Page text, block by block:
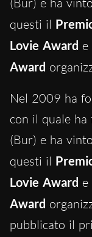
questi il
Lovie Award e
Award
Nel 2009 ha
con il quale
(Bur) e ha
questi il
Lovie Award e
Award
pubblicato il